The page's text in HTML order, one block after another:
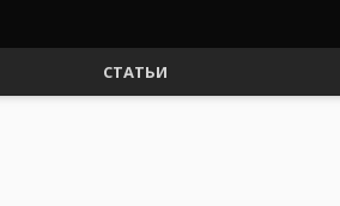
СТАТЬИ